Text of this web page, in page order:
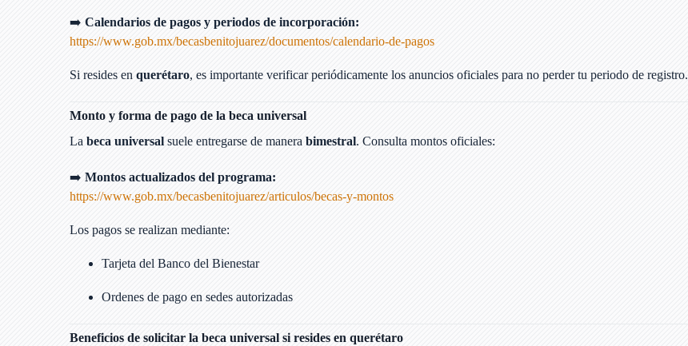
➡️ Calendarios de pagos y periodos de incorporación:
https://www.gob.mx/becasbenitojuarez/documentos/calendario-de-pagos
Si resides en querétaro, es importante verificar periódicamente los anuncios oficiales para no perder tu periodo de registro.
Monto y forma de pago de la beca universal
La beca universal suele entregarse de manera bimestral. Consulta montos oficiales:
➡️ Montos actualizados del programa:
https://www.gob.mx/becasbenitojuarez/articulos/becas-y-montos
Los pagos se realizan mediante:
Tarjeta del Banco del Bienestar
Ordenes de pago en sedes autorizadas
Beneficios de solicitar la beca universal si resides en querétaro